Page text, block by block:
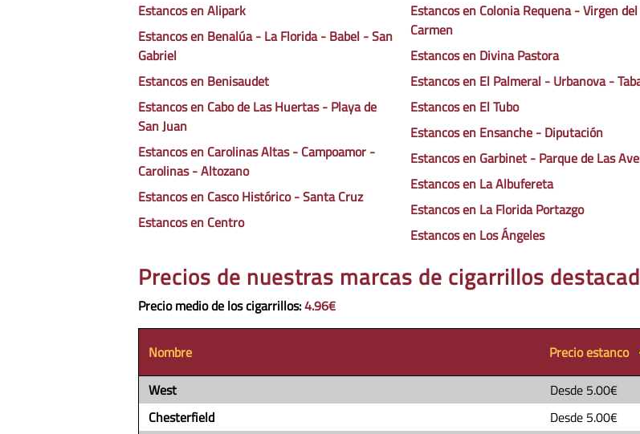
Estancos en Alipark
Estancos en Benalúa - La Florida - Babel - San
Gabriel
Estancos en Benisaudet
Estancos en Cabo de Las Huertas - Playa de
San Juan
Estancos en Carolinas Altas - Campoamor -
Carolinas - Altozano
Estancos en Casco Histórico - Santa Cruz
Estancos en Centro
Estancos en Colonia Requena - Virgen del
Carmen
Estancos en Divina Pastora
Estancos en El Palmeral - Urbanova -
Estancos en El Tubo
Estancos en Ensanche - Diputación
Estancos en Garbinet - Parque de Las
Estancos en La Albufereta
Estancos en La Florida Portazgo
Estancos en Los Ángeles
Precios de nuestras marcas de cigarrillos
Precio medio de los cigarrillos:4.96€
Nombre Precio estanco
West
Desde 5.00€
Chesterfield
Desde 5.00€